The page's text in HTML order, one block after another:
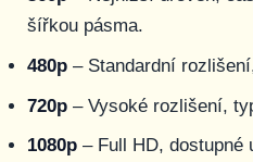
šířkou pásma.
480p – Standardní
720p – Vysoké rozlišení,
1080p – Full HD, dostupné